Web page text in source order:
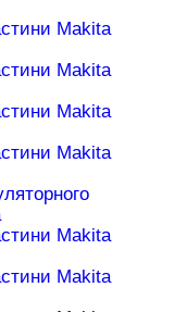
Makita
Makita
Makita
Makita
Makita
Makita